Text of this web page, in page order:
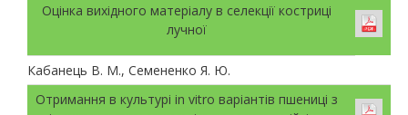
Оцінка вихідного матеріалу в селекції костриці
лучної
Кабанець В. М., Семененко Я. Ю.
Отримання в культурі in vitro варіантів пшениці з